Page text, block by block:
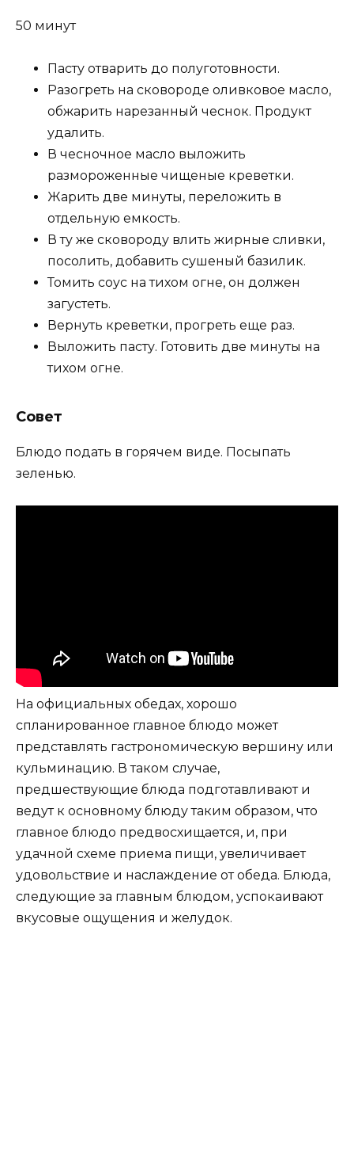
50 минут
Пасту отварить до полуготовности.
Разогреть на сковороде оливковое масло,
обжарить нарезанный чеснок. Продукт
удалить.
В чесночное масло выложить
размороженные чищеные креветки.
Жарить две минуты, переложить в
отдельную емкость.
В ту же сковороду влить жирные сливки,
посолить, добавить сушеный базилик.
Томить соус на тихом огне, он должен
загустеть.
Вернуть креветки, прогреть еще раз.
Выложить пасту. Готовить две минуты на
тихом огне.
Совет
Блюдо подать в горячем виде. Посыпать
зеленью.
На официальных обедах, хорошо
спланированное главное блюдо может
представлять гастрономическую вершину или
кульминацию. В таком случае,
предшествующие блюда подготавливают и
ведут к основному блюду таким образом, что
главное блюдо предвосхищается, и, при
удачной схеме приема пищи, увеличивает
удовольствие и наслаждение от обеда. Блюда,
следующие за главным блюдом, успокаивают
вкусовые ощущения и желудок.